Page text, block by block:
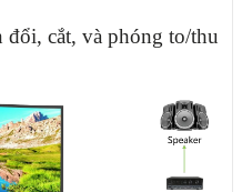
cắt, và phóng to/thu